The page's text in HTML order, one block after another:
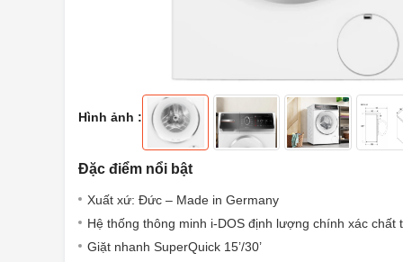
Hình ảnh :
Đặc điểm nổi bật
Xuất xứ: Đức – Made in Germany
Hệ thống thông minh i-DOS định lượng chính xác chất
Giặt nhanh SuperQuick 15’/30’